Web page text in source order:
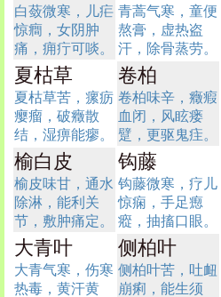
白蔹微寒，儿疟
惊癎，女阴肿
痛，痈疔可啖。
青蒿气寒，童便
熬膏，虚热盗
汗，除骨蒸劳。
夏枯草
夏枯草苦，瘰疬
瘿瘤，破癥散
结，湿痹能瘳。
卷柏
卷柏味辛，癥瘕
血闭，风眩瘘
躄，更驱鬼疰。
榆白皮
榆皮味甘，通水
除淋，能利关
节，敷肿痛定。
钩藤
钩藤微寒，疗儿
惊痫，手足瘛
瘲，抽搐口眼。
大青叶
大青气寒，伤寒
热毒，黄汗黄
侧柏叶
侧柏叶苦，吐衄
崩痢，能生须